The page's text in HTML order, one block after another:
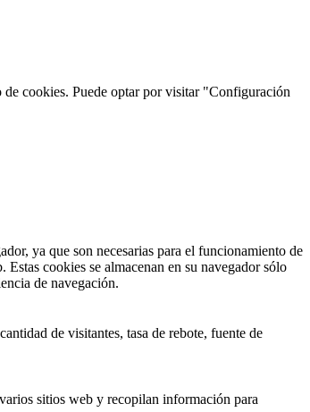
cookies. Puede optar por visitar "Configuración
ya que son necesarias para el funcionamiento de
cookies se almacenan en su navegador sólo
de navegación.
de visitantes, tasa de rebote, fuente de
sitios web y recopilan información para